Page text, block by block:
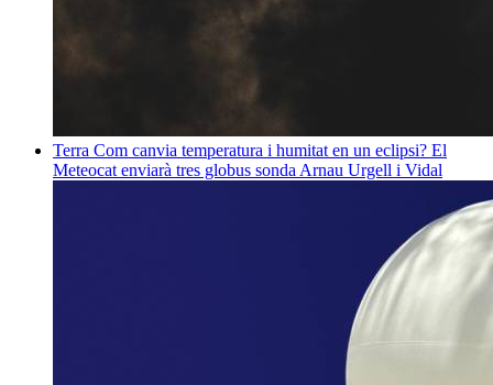
Terra Com canvia temperatura i humitat en un eclipsi? El
Meteocat enviarà tres globus sonda Arnau Urgell i Vidal